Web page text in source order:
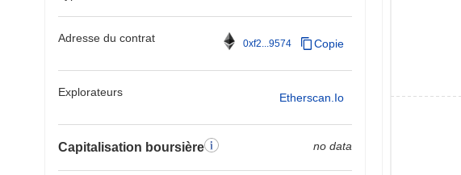
Adresse du contrat 0xf2...9574 Copie
Explorateurs Etherscan.io
Capitalisation boursière no data